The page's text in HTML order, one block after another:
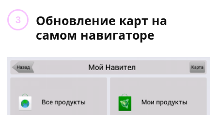
Обновление карт на
самом навигаторе